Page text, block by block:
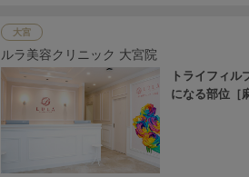
大宮
ルラ美容クリニック 大宮院
トライフィ
になる部位［